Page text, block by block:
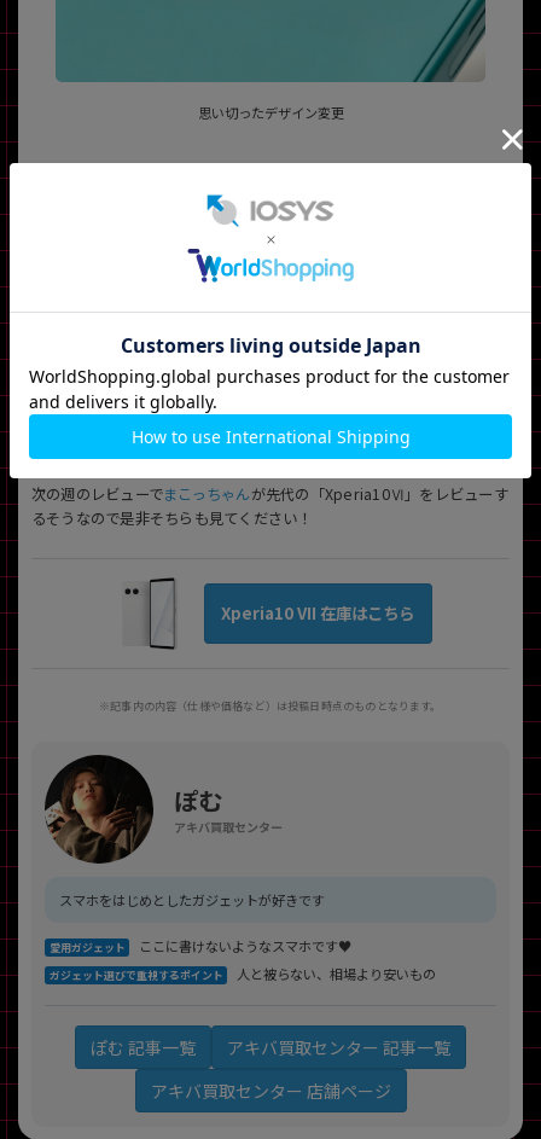
思い切ったデザイン変更
携帯性
6.1インチなので片手操作も快適です！
855＋相当なのでゲームしない限り基本快適だと思います
省電力かつ出たばかりなのでめちゃくちゃいい！
まとめ
コスパよりも使い勝手を重視する方にピッタリなスマホになっていま
次の週のレビューでまこっちゃんが先代の「Xperia10Ⅵ」をレビューす
るそうなので是非そちらも見てください！
Xperia10 VII 在庫はこちら
※記事内の内容（仕様や価格など）は投稿日時点のものとなります。
ぽむ
アキバ買取センター
スマホをはじめとしたガジェットが好きです
愛用ガジェット ここに書けないようなスマホです♥
ガジェット選びで重視するポイント 人と被らない、相場より安いもの
ぽむ 記事一覧
アキバ買取センター 記事一覧
アキバ買取センター 店舗ページ